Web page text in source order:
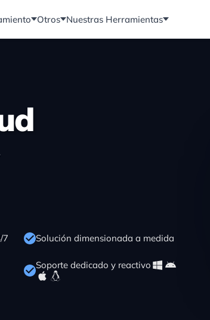
Otros Nuestras Herramientas
7 Solución dimensionada a medida
Soporte dedicado y reactivo